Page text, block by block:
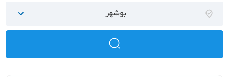
بوشهر